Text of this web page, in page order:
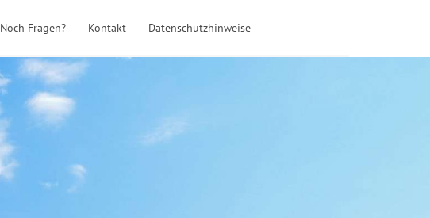
Noch Fragen? Kontakt Datenschutzhinweise